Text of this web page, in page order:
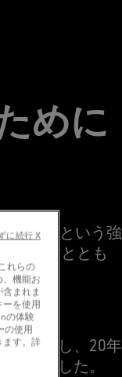
めに
できるという強
たらすととも
選択をし、20年
きました。
れらの
機能お
まれま
を使用
の体験
の使用
ます。詳
に続行 X